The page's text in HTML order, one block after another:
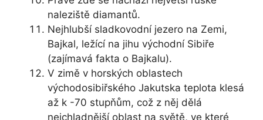
naleziště diamantů.
Nejhlubší sladkovodní jezero na Zemi,
Bajkal, ležící na jihu východní Sibiře
(zajímavá fakta o Bajkalu).
V zimě v horských oblastech
východosibiřského Jakutska teplota klesá
až k -70 stupňům, což z něj dělá
nejchladnější oblast na světě, ve které